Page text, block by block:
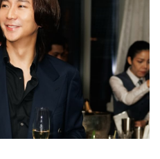
ปรดิวเซอร์ (Executive
ยาขจร
ราชกิจ